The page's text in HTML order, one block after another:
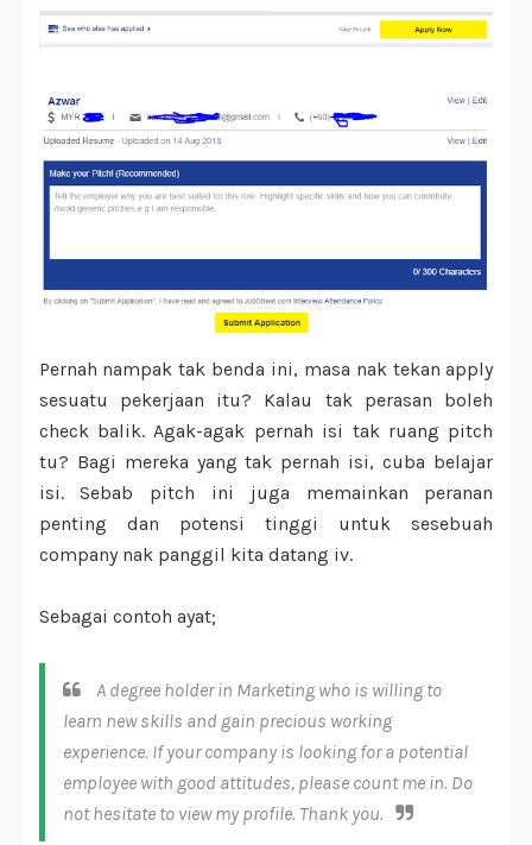
Pernah nampak tak benda ini, masa nak tekan apply
sesuatu pekerjaan itu? Kalau tak perasan boleh
check balik. Agak-agak pernah isi tak ruang pitch
tu? Bagi mereka yang tak pernah isi, cuba belajar
isi. Sebab pitch ini juga memainkan peranan
penting dan potensi tinggi untuk sesebuah
company nak panggil kita datang iv.
Sebagai contoh ayat;
A degree holder in Marketing who is willing to
learn new skills and gain precious working
experience. If your company is looking for a potential
employee with good attitudes, please count me in. Do
not hesitate to view my profile. Thank you.